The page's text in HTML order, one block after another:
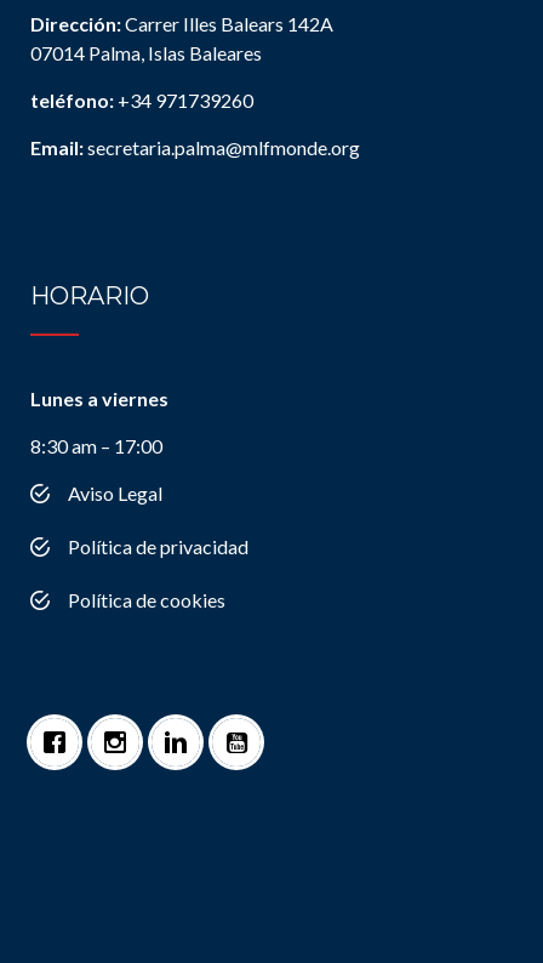
Dirección:Carrer Illes Balears 142A
07014 Palma, Islas Baleares
teléfono: +34 971739260
Email:secretaria.palma@mlfmonde.org
HORARIO
Lunes a viernes
8:30 am – 17:00
Aviso Legal
Política de privacidad
Política de cookies